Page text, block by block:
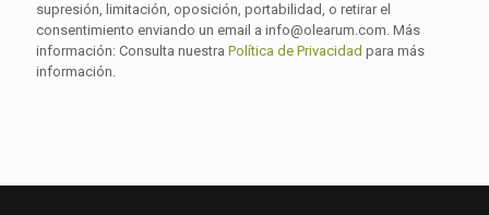
supresión, limitación, oposición, portabilidad, o retirar el
consentimiento enviando un email a info@olearum.com. Más
información: Consulta nuestra Política de Privacidad para más
información.